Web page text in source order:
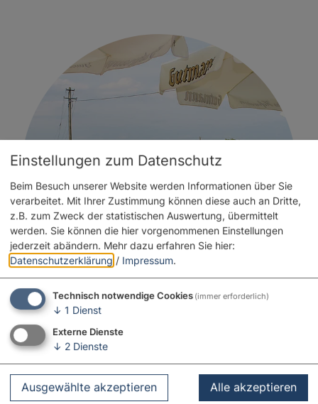
Einstellungen zum Datenschutz
Beim Besuch unserer Website werden Informationen über Sie
verarbeitet. Mit Ihrer Zustimmung können diese auch an Dritte,
z.B. zum Zweck der statistischen Auswertung, übermittelt
werden. Sie können die hier vorgenommenen Einstellungen
jederzeit abändern. Mehr dazu erfahren Sie hier:
Datenschutzerklärung / Impressum.
Technisch notwendige Cookies (immer erforderlich)
↓ 1 Dienst
Externe Dienste
↓ 2 Dienste
Ausgewählte akzeptieren Alle akzeptieren